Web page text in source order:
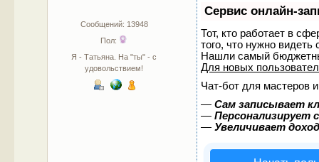
Сообщений: 13948
Пол:
Я - Татьяна. На "ты" - с
удовольствием!
Сервис онлайн-
Тот, кто работает в
того, что нужно
Нашли самый
Для новых
Чат-бот для мастеров
—Сам записывает
—Персонализирует
—Увеличивает